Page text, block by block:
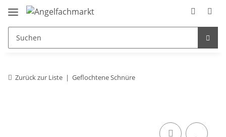
Zurück zur Liste Geflochtene Schnüre